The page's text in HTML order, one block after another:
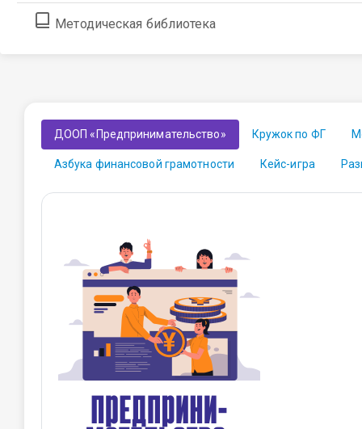
Методическая библиотека
ДООП «Предпринимательство» Кружок по ФГ
Азбука финансовой грамотности Кейс-игра